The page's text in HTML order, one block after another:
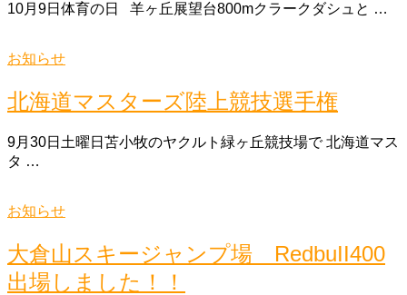
10月9日体育の日 羊ヶ丘展望台800mクラークダシュと …
お知らせ
北海道マスターズ陸上競技選手権
9月30日土曜日苫小牧のヤクルト緑ヶ丘競技場で 北海道マス
タ …
お知らせ
大倉山スキージャンプ場 RedbuII400
出場しました！！